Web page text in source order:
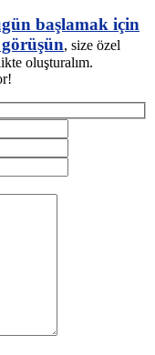
başlamak için
görüşün, size özel
oluşturalım.